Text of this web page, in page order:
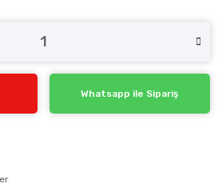
Whatsapp ile Sipariş